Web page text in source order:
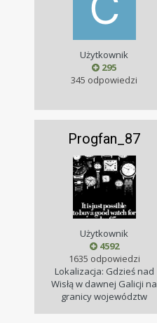
Użytkownik
295
345 odpowiedzi
Progfan_87
Użytkownik
4592
1635 odpowiedzi
Lokalizacja: Gdzieś nad
Wisłą w dawnej Galicji na
granicy województw